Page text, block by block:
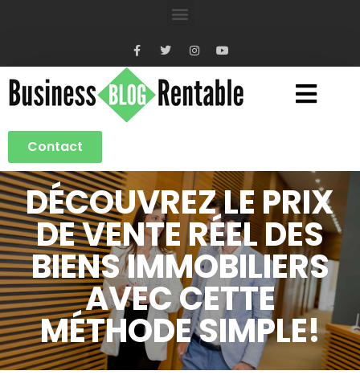
Contact
DÉCOUVREZ LE PRIX
DE VENTE RÉEL DES
BIENS IMMOBILIERS
AVEC CETTE
MÉTHODE SIMPLE!